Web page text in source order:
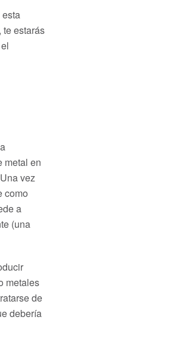
te estarás
metal en
vez
como
a
(una
metales
de
debería